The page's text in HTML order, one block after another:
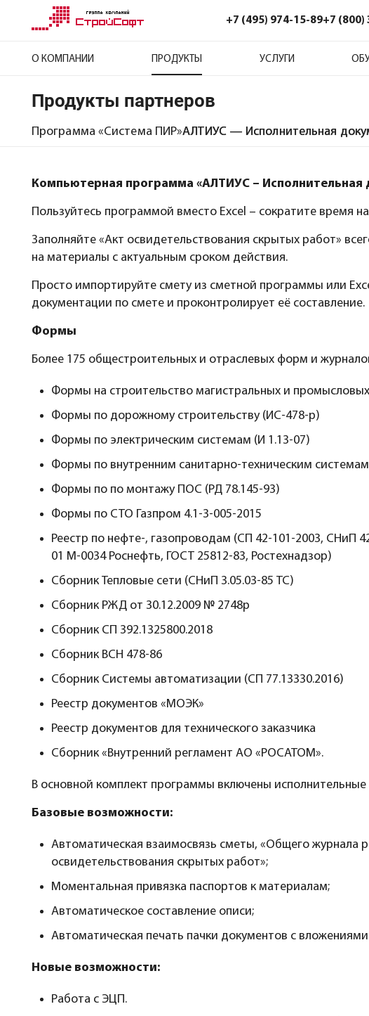
+7 (495) 974-15-89+7 (800)
О КОМПАНИИ ПРОДУКТЫ УСЛУГИ
Продукты партнеров
Программа «Система ПИР»АЛТИУС — Исполнительная
Компьютерная программа «АЛТИУС – Исполнительная
Пользуйтесь программой вместо Excel – сократите время
Заполняйте «Акт освидетельствования скрытых работ»
на материалы с актуальным сроком действия.
Просто импортируйте смету из сметной программы или
документации по смете и проконтролирует её составление.
Формы
Более 175 общестроительных и отраслевых форм и
Формы на строительство магистральных и
Формы по дорожному строительству (ИС-478-р)
Формы по электрическим системам (И 1.13-07)
Формы по внутренним санитарно-техническим
Формы по по монтажу ПОС (РД 78.145-93)
Формы по СТО Газпром 4.1-3-005-2015
Реестр по нефте-, газопроводам (СП 42-101-2003, СНиП
01 М-0034 Роснефть, ГОСТ 25812-83, Ростехнадзор)
Сборник Тепловые сети (СНиП 3.05.03-85 ТС)
Сборник РЖД от 30.12.2009 № 2748р
Сборник СП 392.1325800.2018
Сборник ВСН 478-86
Сборник Системы автоматизации (СП 77.13330.2016)
Реестр документов «МОЭК»
Реестр документов для технического заказчика
Сборник «Внутренний регламент АО «РОСАТОМ».
В основной комплект программы включены
Базовые возможности:
Автоматическая взаимосвязь сметы, «Общего журнала
освидетельствования скрытых работ»;
Моментальная привязка паспортов к материалам;
Автоматическое составление описи;
Автоматическая печать пачки документов с
Новые возможности:
Работа с ЭЦП.